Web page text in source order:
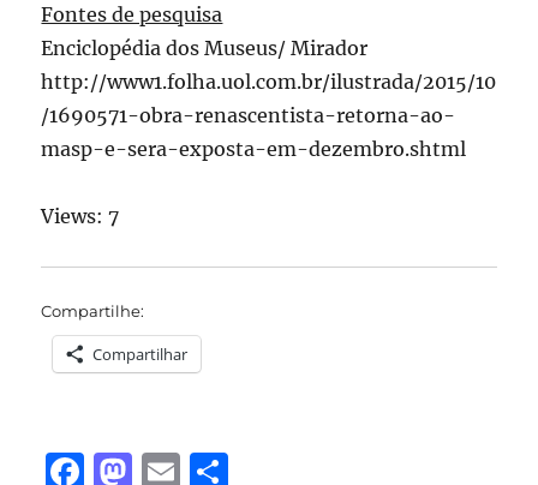
Fontes de pesquisa
Enciclopédia dos Museus/ Mirador
http://www1.folha.uol.com.br/ilustrada/2015/10
/1690571-obra-renascentista-retorna-ao-
masp-e-sera-exposta-em-dezembro.shtml
Views: 7
Compartilhe:
Compartilhar
F
M E